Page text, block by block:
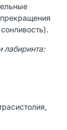
лабиринта: